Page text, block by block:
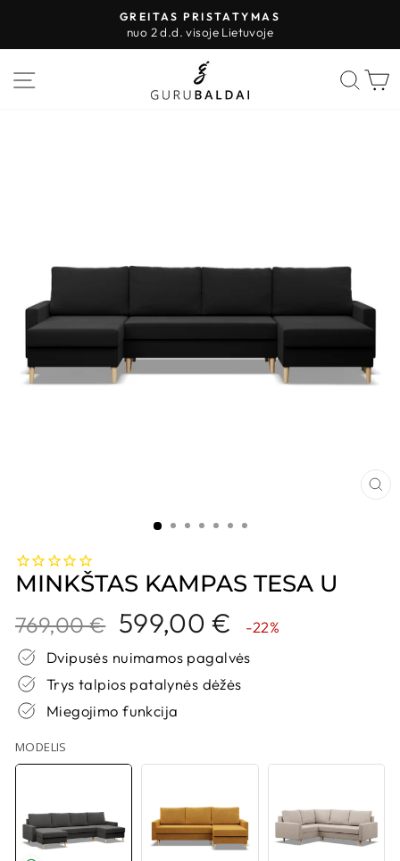
turinio
Sustabdyti
skaidres
GREITAS PRISTATYMAS
nuo 2 d.d. visoje Lietuvoje
PUSLAPIO VALDYMAS
MINKŠTAS KAMPAS TESA U
Kaina
769,00 €
Nuolaidos
kaina
599,00 €
-22%
Dvipusės nuimamos pagalvės
Trys talpios patalynės dėžės
Miegojimo funkcija
MODELIS